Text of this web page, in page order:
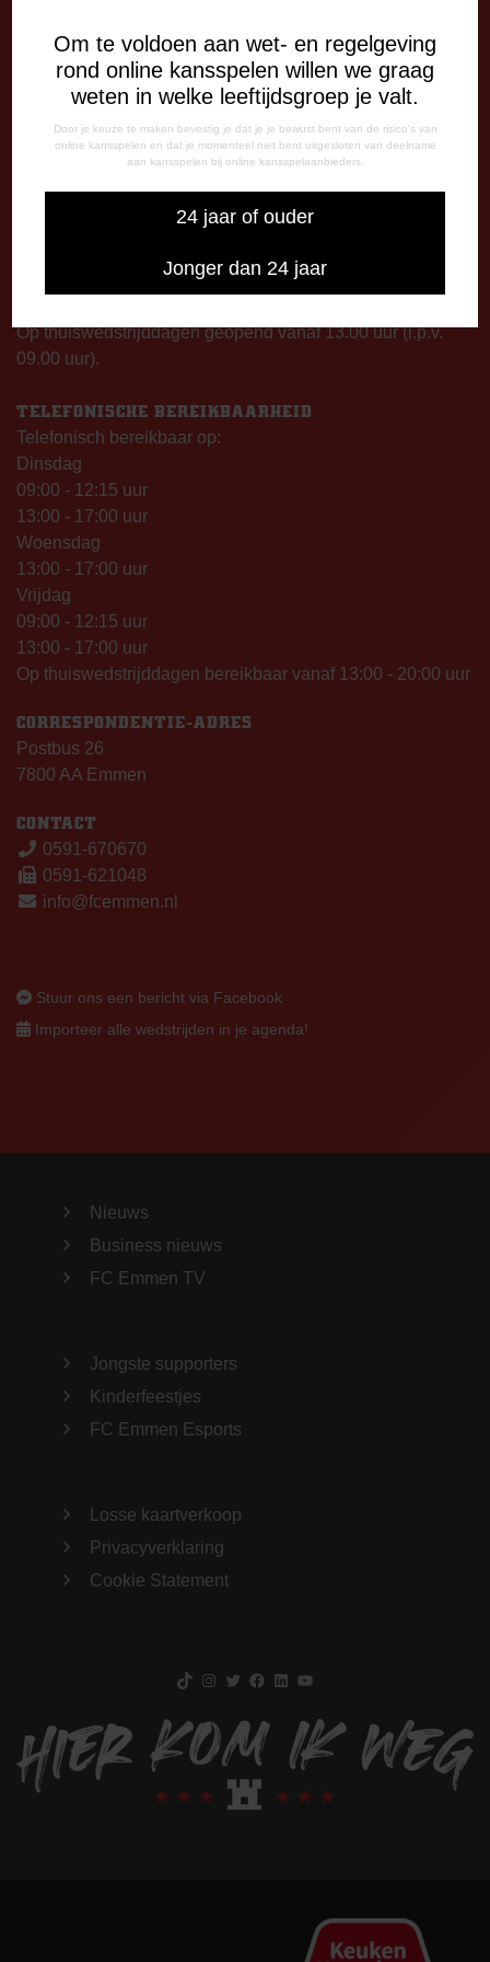
Om te voldoen aan wet- en regelgeving
rond online kansspelen willen we graag
weten in welke leeftijdsgroep je valt.
Door je keuze te maken bevestig je dat je je bewust bent van de risico's van
online kansspelen en dat je momenteel niet bent uitgesloten van deelname
aan kansspelen bij online kansspelaanbieders.
24 jaar of ouder
Jonger dan 24 jaar
DE OUDE MEERDIJK
Stadionplein 1
7825 SG Emmen
Maandag: 09.00 – 17.00 uur
Op thuiswedstrijddagen geopend vanaf 13.00 uur (i.p.v.
09.00 uur).
TELEFONISCHE BEREIKBAARHEID
Telefonisch bereikbaar op:
Dinsdag
09:00 - 12:15 uur
13:00 - 17:00 uur
Woensdag
13:00 - 17:00 uur
Vrijdag
09:00 - 12:15 uur
13:00 - 17:00 uur
Op thuiswedstrijddagen bereikbaar vanaf 13:00 - 20:00 uur
CORRESPONDENTIE-ADRES
Postbus 26
7800 AA Emmen
CONTACT
0591-670670
0591-621048
info@fcemmen.nl
Stuur ons een bericht via Facebook
Importeer alle wedstrijden in je agenda!
Nieuws
Business nieuws
FC Emmen TV
Jongste supporters
Kinderfeestjes
FC Emmen Esports
Losse kaartverkoop
Privacyverklaring
Cookie Statement